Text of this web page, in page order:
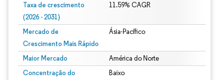
Taxa de crescimento
(2026 - 2031)
11.59% CAGR
Mercado de
Crescimento Mais Rápido
Ásia-Pacífico
Maior Mercado América do Norte
Concentração do
Baixo